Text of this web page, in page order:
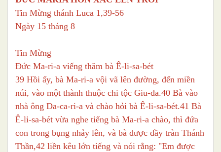
Tin Mừng thánh Luca 1,39-56
Ngày 15 tháng 8
Tin Mừng
Đức Ma-ri-a viếng thăm bà Ê-li-sa-bét
39 Hồi ấy, bà Ma-ri-a vội vã lên đường, đến miền
núi, vào một thành thuộc chi tộc Giu-đa.40 Bà vào
nhà ông Da-ca-ri-a và chào hỏi bà Ê-li-sa-bét.41 Bà
Ê-li-sa-bét vừa nghe tiếng bà Ma-ri-a chào, thì đứa
con trong bụng nhảy lên, và bà được đầy tràn Thánh
Thần,42 liền kêu lớn tiếng và nói rằng: "Em được